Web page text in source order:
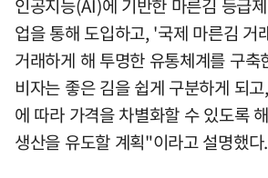
업을 통해 도입하고, '국제 마른김 거
거래하게 해 투명한 유통체계를 구
비자는 좋은 김을 쉽게 구분하게 되
에 따라 가격을 차별화할 수 있도록
생산을 유도할 계획"이라고 설명했다.